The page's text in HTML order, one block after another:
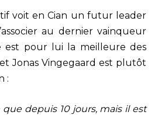
voit en Cian un futur leader
au dernier vainqueur
est pour lui la meilleure des
Jonas Vingegaard est plutôt
:
depuis 10 jours, mais il est